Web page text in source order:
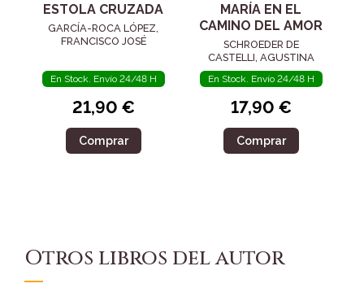
ESTOLA CRUZADA
GARCÍA-ROCA LÓPEZ,
FRANCISCO JOSÉ
En Stock. Envío 24/48 H
21,90 €
Comprar
MARÍA EN EL
CAMINO DEL AMOR
SCHROEDER DE
CASTELLI, AGUSTINA
En Stock. Envío 24/48 H
17,90 €
Comprar
Otros libros del autor